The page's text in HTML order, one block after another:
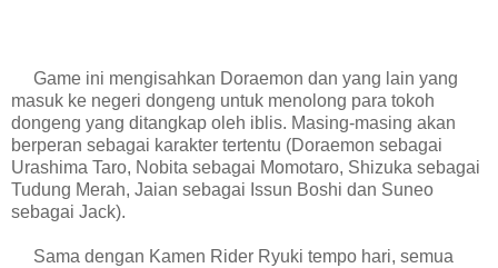
Game ini mengisahkan Doraemon dan yang lain yang
masuk ke negeri dongeng untuk menolong para tokoh
dongeng yang ditangkap oleh iblis. Masing-masing akan
berperan sebagai karakter tertentu (Doraemon sebagai
Urashima Taro, Nobita sebagai Momotaro, Shizuka sebagai
Tudung Merah, Jaian sebagai Issun Boshi dan Suneo
sebagai Jack).
Sama dengan Kamen Rider Ryuki tempo hari, semua